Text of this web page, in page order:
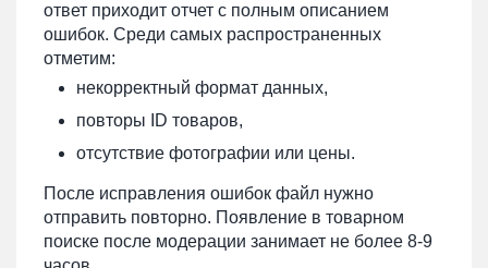
ответ приходит отчет с полным описанием
ошибок. Среди самых распространенных
отметим:
некорректный формат данных,
повторы ID товаров,
отсутствие фотографии или цены.
После исправления ошибок файл нужно
отправить повторно. Появление в товарном
поиске после модерации занимает не более 8-9